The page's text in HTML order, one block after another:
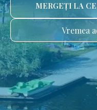
MERGEȚI LA
Vremea